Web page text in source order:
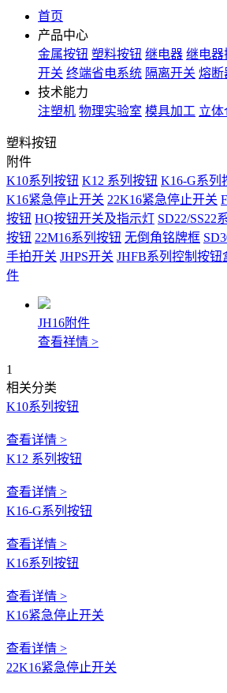
首页
产品中心
金属按钮 塑料按钮 继电器 继电器
开关 终端省电系统 隔离开关 熔断
技术能力
注塑机 物理实验室 模具加工 立
塑料按钮
附件
K10系列按钮 K12 系列按钮 K16-G系列
K16紧急停止开关 22K16紧急停止开关
按钮 HQ按钮开关及指示灯 SD22/SS22
按钮 22M16系列按钮 无倒角铭牌框
手拍开关 JHPS开关 JHFB系列控制按钮
件
JH16附件
查看祥情 >
1
相关分类
K10系列按钮
查看详情 >
K12 系列按钮
查看详情 >
K16-G系列按钮
查看详情 >
K16系列按钮
查看详情 >
K16紧急停止开关
查看详情 >
22K16紧急停止开关